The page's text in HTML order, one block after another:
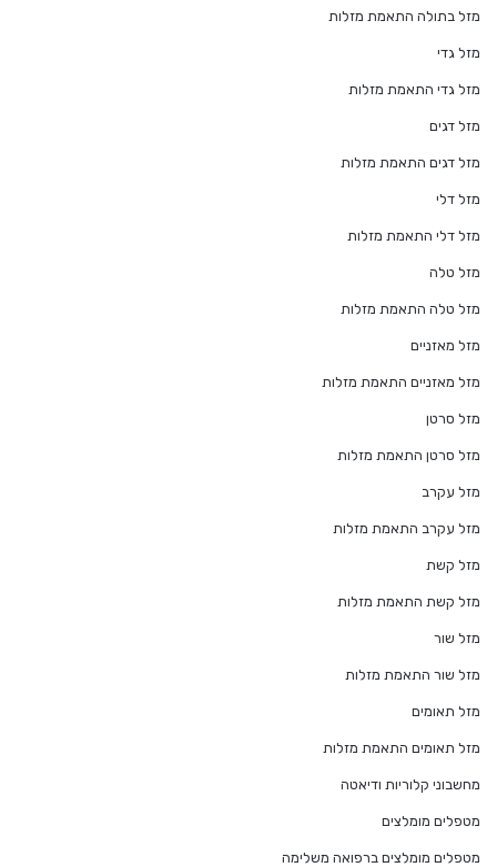
מזל בתולה התאמת מזלות
מזל גדי
מזל גדי התאמת מזלות
מזל דגים
מזל דגים התאמת מזלות
מזל דלי
מזל דלי התאמת מזלות
מזל טלה
מזל טלה התאמת מזלות
מזל מאזניים
מזל מאזניים התאמת מזלות
מזל סרטן
מזל סרטן התאמת מזלות
מזל עקרב
מזל עקרב התאמת מזלות
מזל קשת
מזל קשת התאמת מזלות
מזל שור
מזל שור התאמת מזלות
מזל תאומים
מזל תאומים התאמת מזלות
מחשבוני קלוריות ודיאטה
מטפלים מומלצים
מטפלים מומלצים ברפואה משלימה